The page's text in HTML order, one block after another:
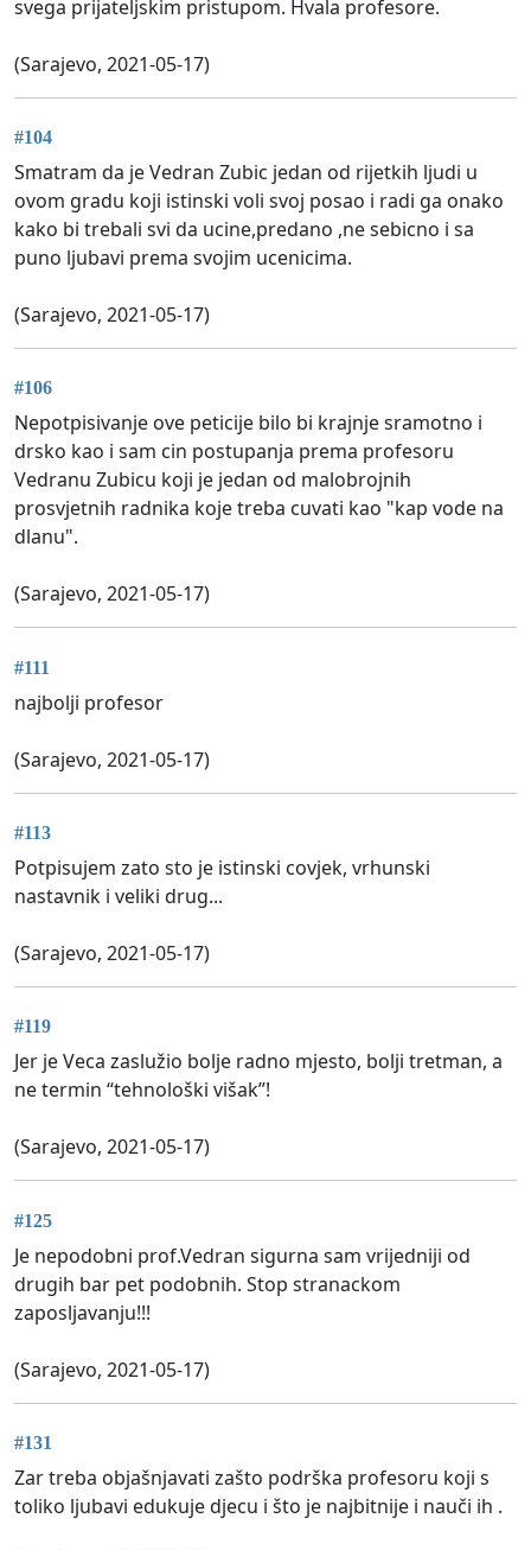
svega prijateljskim pristupom. Hvala profesore.
(Sarajevo, 2021-05-17)
#104
Smatram da je Vedran Zubic jedan od rijetkih ljudi u
ovom gradu koji istinski voli svoj posao i radi ga onako
kako bi trebali svi da ucine,predano ,ne sebicno i sa
puno ljubavi prema svojim ucenicima.
(Sarajevo, 2021-05-17)
#106
Nepotpisivanje ove peticije bilo bi krajnje sramotno i
drsko kao i sam cin postupanja prema profesoru
Vedranu Zubicu koji je jedan od malobrojnih
prosvjetnih radnika koje treba cuvati kao "kap vode na
dlanu".
(Sarajevo, 2021-05-17)
#111
najbolji profesor
(Sarajevo, 2021-05-17)
#113
Potpisujem zato sto je istinski covjek, vrhunski
nastavnik i veliki drug...
(Sarajevo, 2021-05-17)
#119
Jer je Veca zaslužio bolje radno mjesto, bolji tretman, a
ne termin “tehnološki višak”!
(Sarajevo, 2021-05-17)
#125
Je nepodobni prof.Vedran sigurna sam vrijedniji od
drugih bar pet podobnih. Stop stranackom
zaposljavanju!!!
(Sarajevo, 2021-05-17)
#131
Zar treba objašnjavati zašto podrška profesoru koji s
toliko ljubavi edukuje djecu i što je najbitnije i nauči ih .